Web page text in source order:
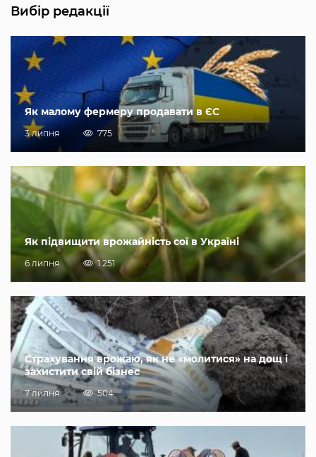
Вибір редакції
Як малому фермеру продавати в ЄС
3 липня 775
Як підвищити врожайність сої в Україні
6 липня 1 251
Страхування врожаю, як не «молитися» на дощ і
захистити свій бізнес
7 липня 504